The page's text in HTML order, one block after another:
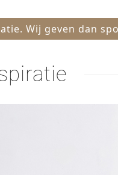
Wij geven dan